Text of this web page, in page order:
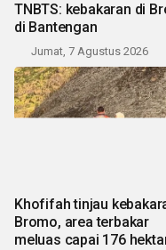
TNBTS: kebakaran di
di Bantengan
Jumat, 7 Agustus 2026
Khofifah tinjau
Bromo, area terbakar
meluas capai 176